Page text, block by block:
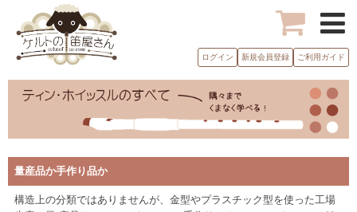
ログイン 新規会員登録 ご利用ガイド
量産品か手作り品か
構造上の分類ではありませんが、金型やプラスチック型を使った工場